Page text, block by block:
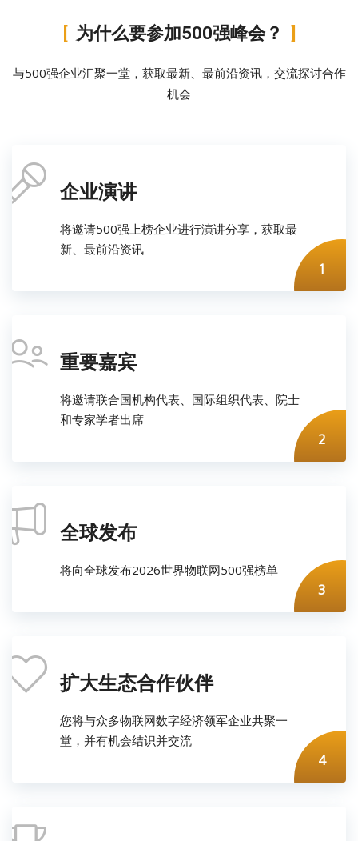
为什么要参加500强峰会？
与500强企业汇聚一堂，获取最新、最前沿资讯，交流探讨合作
机会
企业演讲
将邀请500强上榜企业进行演讲分享，获取最
新、最前沿资讯
1
重要嘉宾
将邀请联合国机构代表、国际组织代表、院士
和专家学者出席
2
全球发布
将向全球发布2026世界物联网500强榜单
3
扩大生态合作伙伴
您将与众多物联网数字经济领军企业共聚一
堂，并有机会结识并交流
4